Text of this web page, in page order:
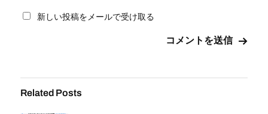
新しい投稿をメールで受け取る
Related Posts